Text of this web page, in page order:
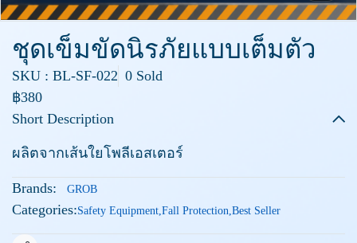
ชุดเข็มขัดนิรภัยแบบเต็มตัว
SKU : BL-SF-022 0 Sold
฿380
Short Description
ผลิตจากเส้นใยโพลีเอสเตอร์
Brands: GROB
Categories:Safety Equipment,Fall Protection,Best Seller